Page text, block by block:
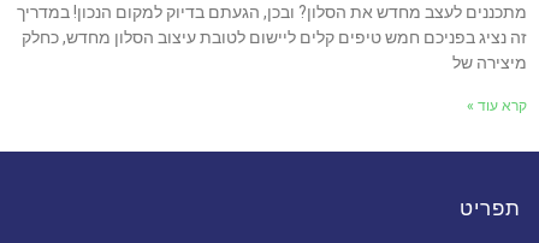
מתכננים לעצב מחדש את הסלון? ובכן, הגעתם בדיוק למקום הנכון! במדריך
זה נציג בפניכם חמש טיפים קלים ליישום לטובת עיצוב הסלון מחדש, כחלק
מיצירה של
קרא עוד »
תפריט